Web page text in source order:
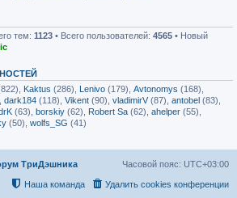
тем: 1123 • Всего пользователей: 4565 • Новый
Kaktus (286), Lenivo (179), Avtonomys (168),
dark184 (118), Vikent (90), vladimirV(87), antobel (83),
(63), borskiy (62), Robert Sa (62), ahelper (55),
(50), wolfs_SG (41)
ТриДэшника Часовой пояс: UTC+03:00
Удалить cookies конференции
Наша команда